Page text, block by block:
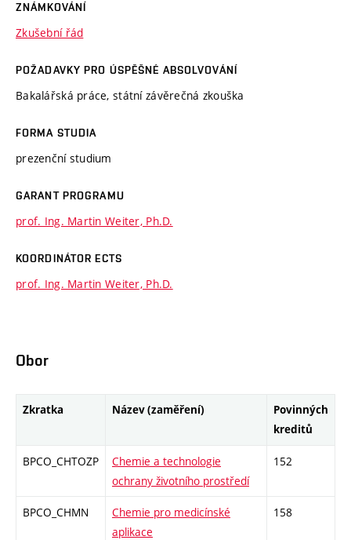
ZNÁMKOVÁNÍ
Zkušební řád
POŽADAVKY PRO ÚSPĚŠNÉ ABSOLVOVÁNÍ
Bakalářská práce, státní závěrečná zkouška
FORMA STUDIA
prezenční studium
GARANT PROGRAMU
prof. Ing. Martin Weiter, Ph.D.
KOORDINÁTOR ECTS
prof. Ing. Martin Weiter, Ph.D.
Obor
Zkratka Název (zaměření)
Povinných
kreditů
BPCO_CHTOZP
Chemie a technologie
ochrany životního prostředí
152
BPCO_CHMN
Chemie pro medicínské
aplikace
158